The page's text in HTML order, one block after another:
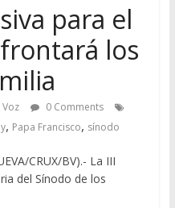
para el
los
Voz
0 Comments
, Papa Francisco, sínodo
CRUX/BV).- La III
del Sínodo de los